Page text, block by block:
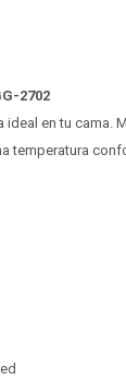
2702
en tu cama.
temperatura